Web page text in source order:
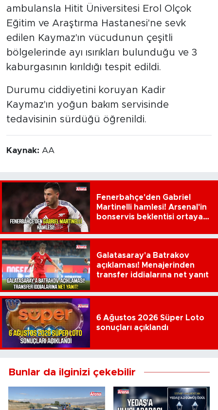
ambulansla Hitit Üniversitesi Erol Olçok
Eğitim ve Araştırma Hastanesi'ne sevk
edilen Kaymaz'ın vücudunun çeşitli
bölgelerinde ayı ısırıkları bulunduğu ve 3
kaburgasının kırıldığı tespit edildi.
Durumu ciddiyetini koruyan Kadir
Kaymaz'ın yoğun bakım servisinde
tedavisinin sürdüğü öğrenildi.
Kaynak: AA
Fenerbahçe'den Gabriel
Martinelli hamlesi! Arsenal'in
bonservis beklentisi ortaya
Galatasaray'a Batrakov
açıklaması! Menajerinden
transfer iddialarına net yanıt
6 Ağustos 2026 Süper Loto
sonuçları açıklandı
Bunlar da ilginizi çekebilir